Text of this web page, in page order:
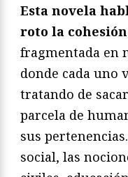
Esta novela
roto la
fragmentada en
donde cada uno
tratando de
parcela de
sus
social, las